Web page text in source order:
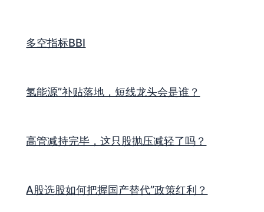
多空指标BBI
氢能源”补贴落地，短线龙头会是谁？
高管减持完毕，这只股抛压减轻了吗？
A股选股如何把握国产替代”政策红利？